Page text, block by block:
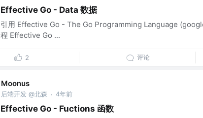
Effective Go - Data 数据
引用 Effective Go - The Go Programming Language
程 Effective Go ...
2 评论
Moonus
后端开发 @北森 · 4年前
Effective Go - Fuctions 函数